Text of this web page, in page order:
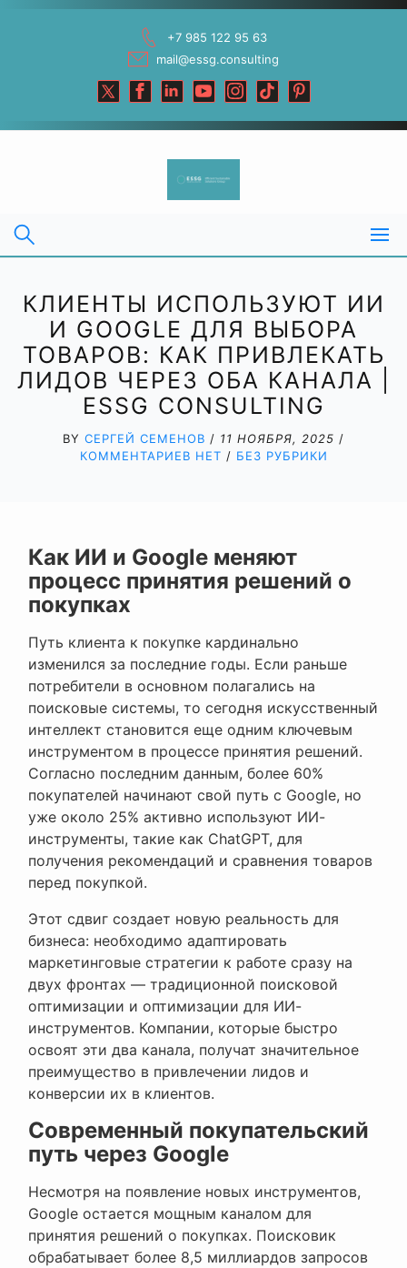
+7 985 122 95 63
mail@essg.consulting
КЛИЕНТЫ ИСПОЛЬЗУЮТ ИИ
И GOOGLE ДЛЯ ВЫБОРА
ТОВАРОВ: КАК ПРИВЛЕКАТЬ
ЛИДОВ ЧЕРЕЗ ОБА КАНАЛА |
ESSG CONSULTING
BY СЕРГЕЙ СЕМЕНОВ / 11 НОЯБРЯ, 2025 /
КОММЕНТАРИЕВ НЕТ / БЕЗ РУБРИКИ
Как ИИ и Google меняют
процесс принятия решений о
покупках
Путь клиента к покупке кардинально
изменился за последние годы. Если раньше
потребители в основном полагались на
поисковые системы, то сегодня искусственный
интеллект становится еще одним ключевым
инструментом в процессе принятия решений.
Согласно последним данным, более 60%
покупателей начинают свой путь с Google, но
уже около 25% активно используют ИИ-
инструменты, такие как ChatGPT, для
получения рекомендаций и сравнения товаров
перед покупкой.
Этот сдвиг создает новую реальность для
бизнеса: необходимо адаптировать
маркетинговые стратегии к работе сразу на
двух фронтах — традиционной поисковой
оптимизации и оптимизации для ИИ-
инструментов. Компании, которые быстро
освоят эти два канала, получат значительное
преимущество в привлечении лидов и
конверсии их в клиентов.
Современный покупательский
путь через Google
Несмотря на появление новых инструментов,
Google остается мощным каналом для
принятия решений о покупках. Поисковик
обрабатывает более 8,5 миллиардов запросов